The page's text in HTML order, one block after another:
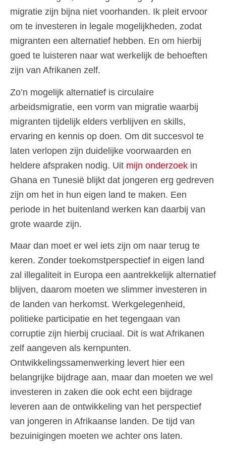
migratie zijn bijna niet voorhanden. Ik pleit ervoor
om te investeren in legale mogelijkheden, zodat
migranten een alternatief hebben. En om hierbij
goed te luisteren naar wat werkelijk de behoeften
zijn van Afrikanen zelf.
Zo’n mogelijk alternatief is circulaire
arbeidsmigratie, een vorm van migratie waarbij
migranten tijdelijk elders verblijven en skills,
ervaring en kennis op doen. Om dit succesvol te
laten verlopen zijn duidelijke voorwaarden en
heldere afspraken nodig. Uit mijn onderzoek in
Ghana en Tunesië blijkt dat jongeren erg gedreven
zijn om het in hun eigen land te maken. Een
periode in het buitenland werken kan daarbij van
grote waarde zijn.
Maar dan moet er wel iets zijn om naar terug te
keren. Zonder toekomstperspectief in eigen land
zal illegaliteit in Europa een aantrekkelijk alternatief
blijven, daarom moeten we slimmer investeren in
de landen van herkomst. Werkgelegenheid,
politieke participatie en het tegengaan van
corruptie zijn hierbij cruciaal. Dit is wat Afrikanen
zelf aangeven als kernpunten.
Ontwikkelingssamenwerking levert hier een
belangrijke bijdrage aan, maar dan moeten we wel
investeren in zaken die ook echt een bijdrage
leveren aan de ontwikkeling van het perspectief
van jongeren in Afrikaanse landen. De tijd van
bezuinigingen moeten we achter ons laten.